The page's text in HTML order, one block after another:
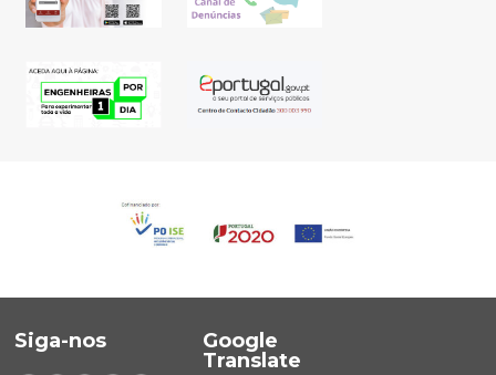
Siga-nos
Google
Translate